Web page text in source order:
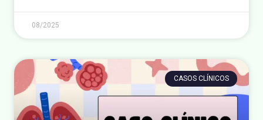
08/2025
CASOS CLÍNICOS